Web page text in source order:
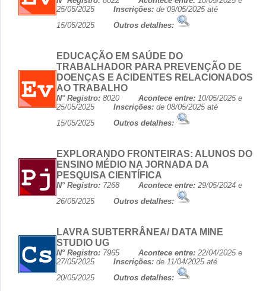
25/05/2025 Inscrições: de 09/05/2025 até
15/05/2025 Outros detalhes:
EDUCAÇÃO EM SAÚDE DO
TRABALHADOR PARA PREVENÇÃO DE
DOENÇAS E ACIDENTES RELACIONADOS
AO TRABALHO
N° Registro: 8020 Acontece entre: 10/05/2025 e
25/05/2025 Inscrições: de 08/05/2025 até
15/05/2025 Outros detalhes:
EXPLORANDO FRONTEIRAS: ALUNOS DO
ENSINO MÉDIO NA JORNADA DA
PESQUISA CIENTÍFICA
N° Registro: 7268 Acontece entre: 29/05/2024 e
26/05/2025 Outros detalhes:
LAVRA SUBTERRÂNEA/ DATA MINE
STUDIO UG
N° Registro: 7965 Acontece entre: 22/04/2025 e
27/05/2025 Inscrições: de 11/04/2025 até
20/05/2025 Outros detalhes: